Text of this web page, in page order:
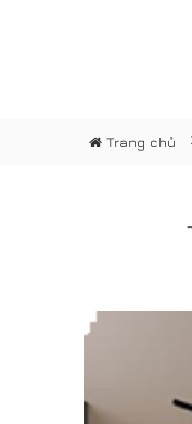
Trang chủ